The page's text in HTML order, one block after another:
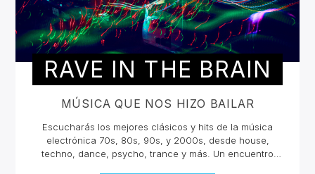
RAVE IN THE BRAIN
MÚSICA QUE NOS HIZO BAILAR
Escucharás los mejores clásicos y hits de la música
electrónica 70s, 80s, 90s, y 2000s, desde house,
techno, dance, psycho, trance y más. Un encuentro